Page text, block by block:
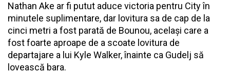
Nathan Ake ar fi putut aduce victoria pentru City în
minutele suplimentare, dar lovitura sa de cap de la
cinci metri a fost parată de Bounou, același care a
fost foarte aproape de a scoate lovitura de
departajare a lui Kyle Walker, înainte ca Gudelj să
lovească bara.